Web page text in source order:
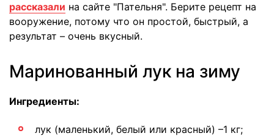
рассказали на сайте "Пательня". Берите рецепт на
вооружение, потому что он простой, быстрый, а
результат – очень вкусный.
Маринованный лук на зиму
Ингредиенты:
лук (маленький, белый или красный) –1 кг;